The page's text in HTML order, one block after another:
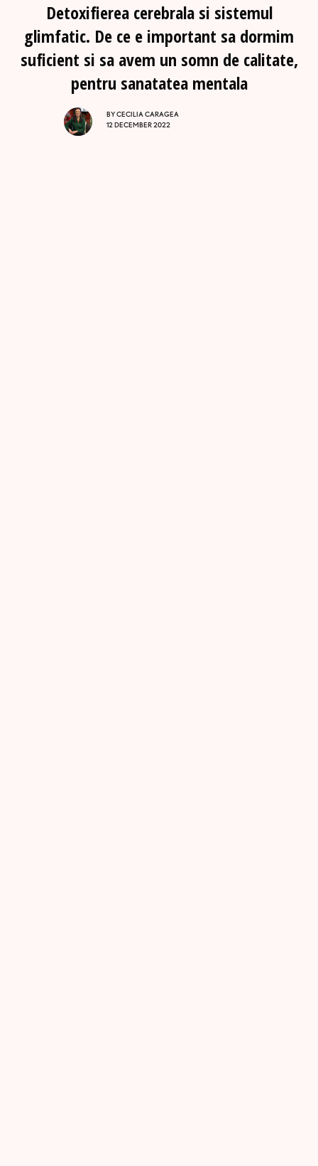
Detoxifierea cerebrala si sistemul
glimfatic. De ce e important sa dormim
suficient si sa avem un somn de calitate,
pentru sanatatea mentala
BYCECILIA CARAGEA
12 DECEMBER 2022